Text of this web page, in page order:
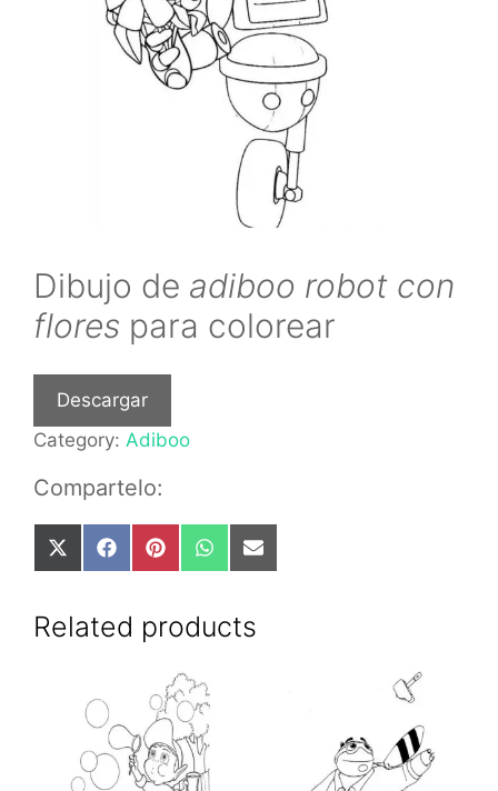
Dibujo de adiboo robot con
flores para colorear
Descargar
Category: Adiboo
Compartelo:
Share
on
(Twitter)
Share
on
Share
on
Share
on
Share
on
Related products